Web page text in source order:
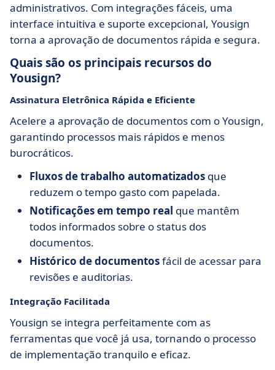
administrativos. Com integrações fáceis, uma
interface intuitiva e suporte excepcional, Yousign
torna a aprovação de documentos rápida e segura.
Quais são os principais recursos do
Yousign?
Assinatura Eletrônica Rápida e Eficiente
Acelere a aprovação de documentos com o Yousign,
garantindo processos mais rápidos e menos
burocráticos.
Fluxos de trabalho automatizados que
reduzem o tempo gasto com papelada.
Notificações em tempo real que mantêm
todos informados sobre o status dos
documentos.
Histórico de documentosfácil de acessar para
revisões e auditorias.
Integração Facilitada
Yousign se integra perfeitamente com as
ferramentas que você já usa, tornando o processo
de implementação tranquilo e eficaz.